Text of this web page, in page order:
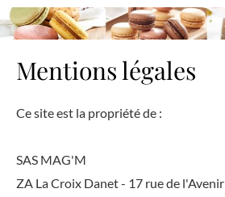
Mentions légales
Ce site est la propriété de :
SAS MAG'M
ZA La Croix Danet - 17 rue de l'Avenir